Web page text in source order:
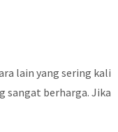
lain yang sering kali
sangat berharga. Jika